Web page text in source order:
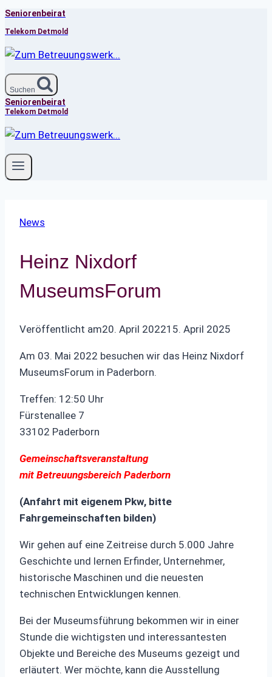
Zum
Inhalt
springen
Seniorenbeirat
Telekom Detmold
Suchen
Seniorenbeirat
Telekom Detmold
News
Heinz Nixdorf
MuseumsForum
Veröffentlicht am20. April 202215. April 2025
Am 03. Mai 2022 besuchen wir das Heinz Nixdorf
MuseumsForum in Paderborn.
Treffen: 12:50 Uhr
Fürstenallee 7
33102 Paderborn
Gemeinschaftsveranstaltung
mit Betreuungsbereich Paderborn
(Anfahrt mit eigenem Pkw, bitte
Fahrgemeinschaften bilden)
Wir gehen auf eine Zeitreise durch 5.000 Jahre
Geschichte und lernen Erfinder, Unternehmer,
historische Maschinen und die neuesten
technischen Entwicklungen kennen.
Bei der Museumsführung bekommen wir in einer
Stunde die wichtigsten und interessantesten
Objekte und Bereiche des Museums gezeigt und
erläutert. Wer möchte, kann die Ausstellung